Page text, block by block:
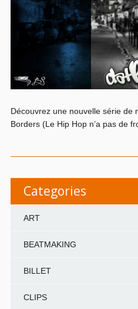
Découvrez une nouvelle série de
Borders (Le Hip Hop n’a pas de
Categories
ART
BEATMAKING
BILLET
CLIPS